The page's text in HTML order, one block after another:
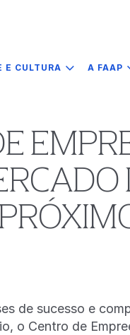
E CULTURA A FAAP
de sucesso e
o Centro de